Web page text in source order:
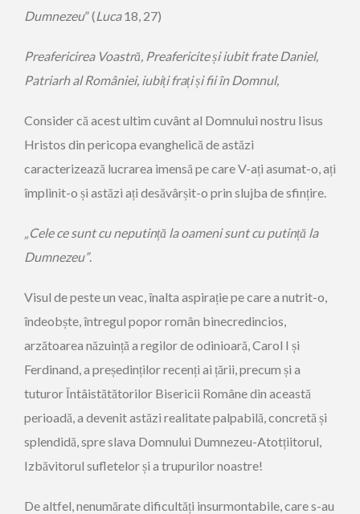
Dumnezeu” (Luca18, 27)
Preafericirea Voastră, Preafericite și iubit frate Daniel,
Patriarh al României, iubiți frați și fii în Domnul,
Consider că acest ultim cuvânt al Domnului nostru Iisus
Hristos din pericopa evanghelică de astăzi
caracterizează lucrarea imensă pe care V-ați asumat-o, ați
împlinit-o și astăzi ați desăvârșit-o prin slujba de sfințire.
„Cele ce sunt cu neputință la oameni sunt cu putință la
Dumnezeu”.
Visul de peste un veac, înalta aspirație pe care a nutrit-o,
îndeobște, întregul popor român binecredincios,
arzătoarea năzuință a regilor de odinioară, Carol I și
Ferdinand, a președinților recenți ai țării, precum și a
tuturor Întâistătătorilor Bisericii Române din această
perioadă, a devenit astăzi realitate palpabilă, concretă și
splendidă, spre slava Domnului Dumnezeu-Atotțiitorul,
Izbăvitorul sufletelor și a trupurilor noastre!
De altfel, nenumărate dificultăți insurmontabile, care s-au